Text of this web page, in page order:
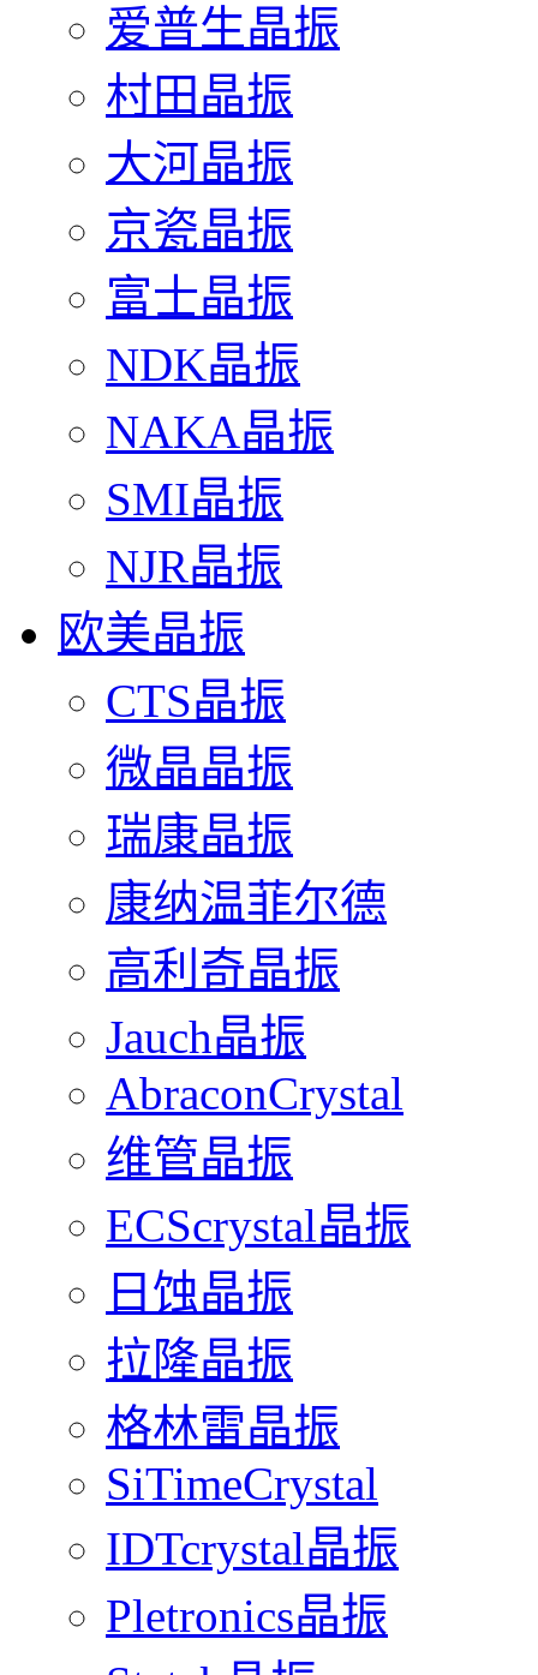
爱普生晶振
村田晶振
大河晶振
京瓷晶振
富士晶振
NDK晶振
NAKA晶振
SMI晶振
NJR晶振
欧美晶振
CTS晶振
微晶晶振
瑞康晶振
康纳温菲尔德
高利奇晶振
Jauch晶振
AbraconCrystal
维管晶振
ECScrystal晶振
日蚀晶振
拉隆晶振
格林雷晶振
SiTimeCrystal
IDTcrystal晶振
Pletronics晶振